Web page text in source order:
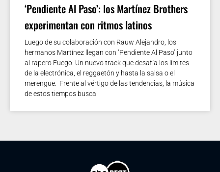
‘Pendiente Al Paso’: los Martínez Brothers
experimentan con ritmos latinos
Luego de su colaboración con Rauw Alejandro, los
hermanos Martínez llegan con ‘Pendiente Al Paso’ junto
al rapero Fuego. Un nuevo track que desafía los límites
de la electrónica, el reggaetón y hasta la salsa o el
merengue. Frente al vértigo de las tendencias, la música
de estos tiempos busca